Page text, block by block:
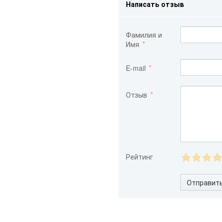
Написать отзыв
Фамилия и
Имя
E-mail
Отзыв
Рейтинг